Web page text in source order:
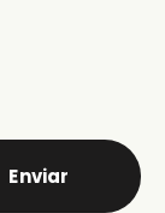
Enviar